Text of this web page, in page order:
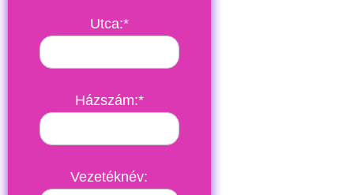
Utca:*
Házszám:*
Vezetéknév: